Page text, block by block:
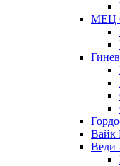
МЕЦ
Вайк
Веди